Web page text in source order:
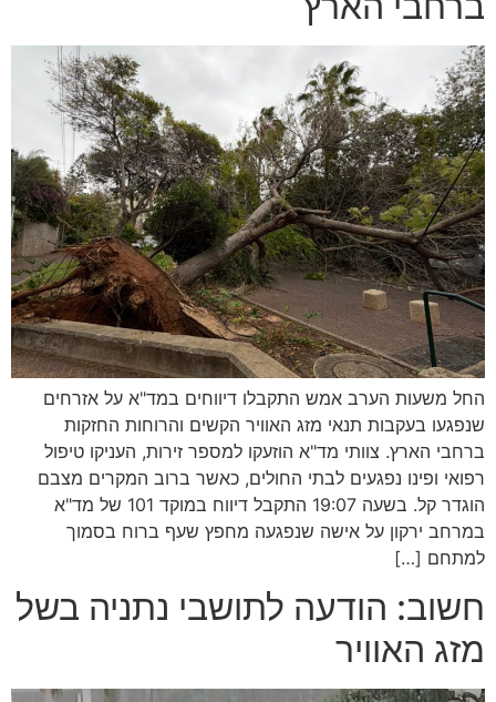
החל משעות הערב אמש התקבלו דיווחים במד"א על אזרחים
שנפגעו בעקבות תנאי מזג האוויר הקשים והרוחות החזקות
ברחבי הארץ. צוותי מד"א הוזעקו למספר זירות, העניקו טיפול
רפואי ופינו נפגעים לבתי החולים, כאשר ברוב המקרים מצבם
הוגדר קל. בשעה 19:07 התקבל דיווח במוקד 101 של מד"א
במרחב ירקון על אישה שנפגעה מחפץ שעף ברוח בסמוך
למתחם […]
חשוב: הודעה לתושבי נתניה בשל
מזג האוויר